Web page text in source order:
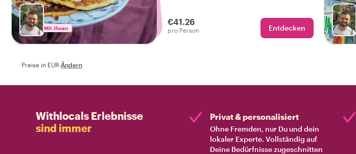
Mit Jhoan
€41.26
pro Person Entdecken
Preise in EUR·Ändern
Withlocals Erlebnisse
sind immer
Privat & personalisiert
Ohne Fremden, nur Du und dein
lokaler Experte. Vollständig auf
Deine Bedürfnisse zugeschnitten